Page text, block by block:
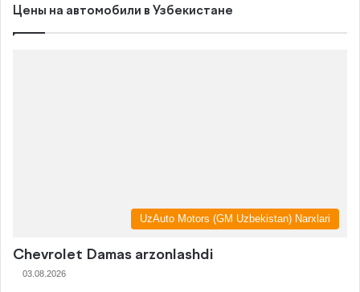
Цены на автомобили в Узбекистане
UzAuto Motors (GM Uzbekistan) Narxlari
Chevrolet Damas arzonlashdi
03.08.2026